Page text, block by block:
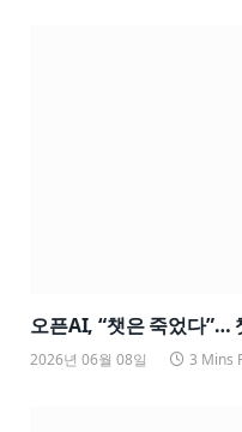
오픈AI, “챗은 죽었다”…
2026년 06월 08일 3 Mins